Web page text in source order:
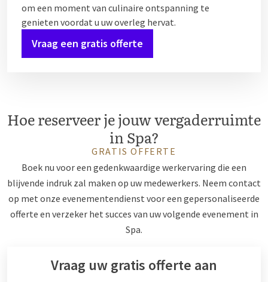
om een moment van culinaire ontspanning te
genieten voordat u uw overleg hervat.
Vraag een gratis offerte
Hoe reserveer je jouw vergaderruimte
in Spa?
GRATIS OFFERTE
Boek nu voor een gedenkwaardige werkervaring die een
blijvende indruk zal maken op uw medewerkers. Neem contact
op met onze evenementendienst voor een gepersonaliseerde
offerte en verzeker het succes van uw volgende evenement in
Spa.
Vraag uw gratis offerte aan